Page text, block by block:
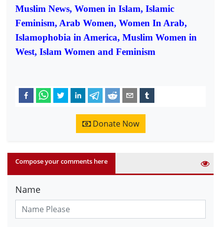
Muslim News, Women in Islam, Islamic
Feminism, Arab Women, Women In Arab,
Islamophobia in America, Muslim Women in
West, Islam Women and Feminism
Donate Now
Compose your comments here
Name